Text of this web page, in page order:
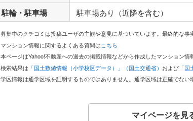
駐輪・駐車場 駐車場あり（近隣を含む）
募集中のクチコミは投稿ユーザの主観や意見に基づいています。最終的な
マンション情報に関するよくある質問はこちら
本ページはYahoo!不動産への過去の掲載情報などから作成したマンション
検索結果は 「国土数値情報（小学校区データ）」（国土交通省） および 「
学区情報は通学区域を証明するものではありません。通学区域は正確でな
マイページを見